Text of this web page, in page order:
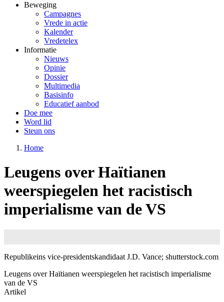
Beweging
Campagnes
Vrede in actie
Kalender
Vredetelex
Informatie
Nieuws
Opinie
Dossier
Multimedia
Basisinfo
Educatief aanbod
Doe mee
Word lid
Steun ons
Home
Leugens over Haïtianen
weerspiegelen het racistisch
imperialisme van de VS
Republikeins vice-presidentskandidaat J.D. Vance; shutterstock.com
Leugens over Haïtianen weerspiegelen het racistisch imperialisme
van de VS
Artikel